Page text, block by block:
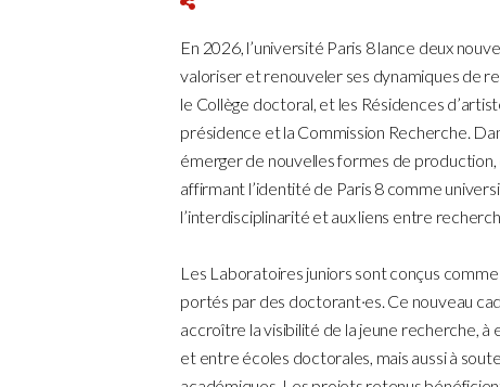
En 2026, l’université Paris 8 lance deux
valoriser et renouveler ses dynamiques de
le Collège doctoral, et les Résidences
présidence et la Commission Recherche.
émerger de nouvelles formes de
affirmant l’identité de Paris 8 comme
l’interdisciplinarité et aux liens entre
Les Laboratoires juniors sont conçus
portés par des doctorant·es. Ce nouveau
accroître la visibilité de la jeune recherche,
et entre écoles doctorales, mais aussi à